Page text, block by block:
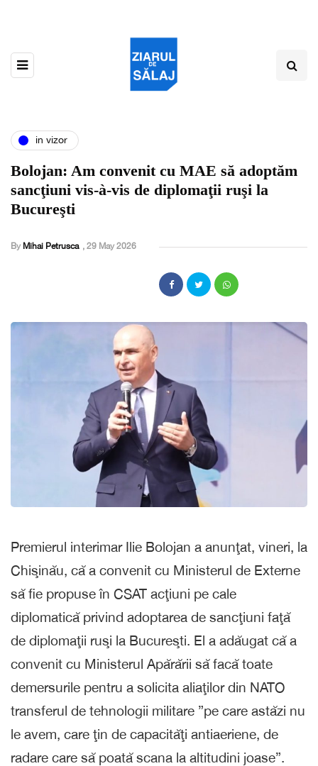
in vizor
Bolojan: Am convenit cu MAE să adoptăm
sancţiuni vis-à-vis de diplomaţii ruşi la
Bucureşti
By Mihai Petrusca , 29 May 2026
Premierul interimar Ilie Bolojan a anunţat, vineri, la
Chişinău, că a convenit cu Ministerul de Externe
să fie propuse în CSAT acţiuni pe cale
diplomatică privind adoptarea de sancţiuni faţă
de diplomaţii ruşi la Bucureşti. El a adăugat că a
convenit cu Ministerul Apărării să facă toate
demersurile pentru a solicita aliaţilor din NATO
transferul de tehnologii militare ”pe care astăzi nu
le avem, care ţin de capacităţi antiaeriene, de
radare care să poată scana la altitudini joase”.